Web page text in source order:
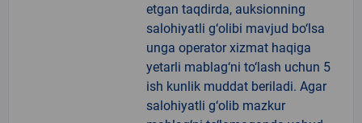
etgan taqdirda, auksionning
salohiyatli g‘olibi mavjud bo‘lsa
unga operator xizmat haqiga
yetarli mablag‘ni to‘lash uchun 5
ish kunlik muddat beriladi. Agar
salohiyatli g‘olib mazkur